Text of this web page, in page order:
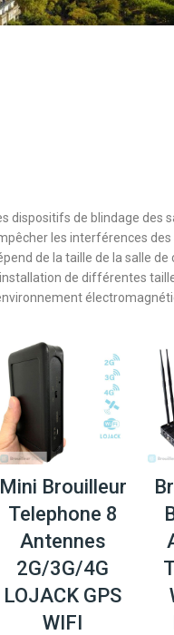
dispositifs de blindage
les interférences
de la taille de la salle
de différentes
Mini Brouilleur
Telephone 8
Antennes
2G/3G/4G
LOJACK GPS
WIFI